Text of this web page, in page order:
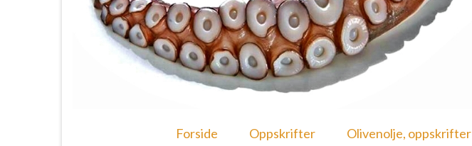
Forside Oppskrifter Olivenolje, oppskrifter